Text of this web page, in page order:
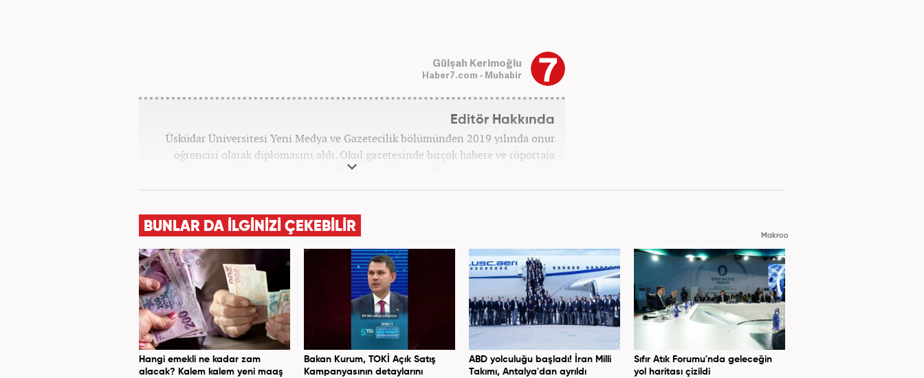
Gülşah Kerimoğlu
Haber7.com - Muhabir
Editör Hakkında
Üsküdar Üniversitesi Yeni Medya ve Gazetecilik bölümünden 2019 yılında onur
öğrencisi olarak diplomasını aldı. Okul gazetesinde birçok habere ve röportaja
imza attı. Anadolu Ajansı’nda gönüllü stajyerlik yaptı. Yasemin.com’da mesleğe
ilk adımını attı. Kanal 7 Medya grubu bünyesinde yer alan Haber7.com sitesinde
BUNLAR DA İLGİNİZİ ÇEKEBİLİR
Makroo
Hangi emekli ne kadar zam
alacak? Kalem kalem yeni maaş
Bakan Kurum, TOKİ Açık Satış
Kampanyasının detaylarını
ABD yolculuğu başladı! İran Milli
Takımı, Antalya'dan ayrıldı
Sıfır Atık Forumu'nda geleceğin
yol haritası çizildi